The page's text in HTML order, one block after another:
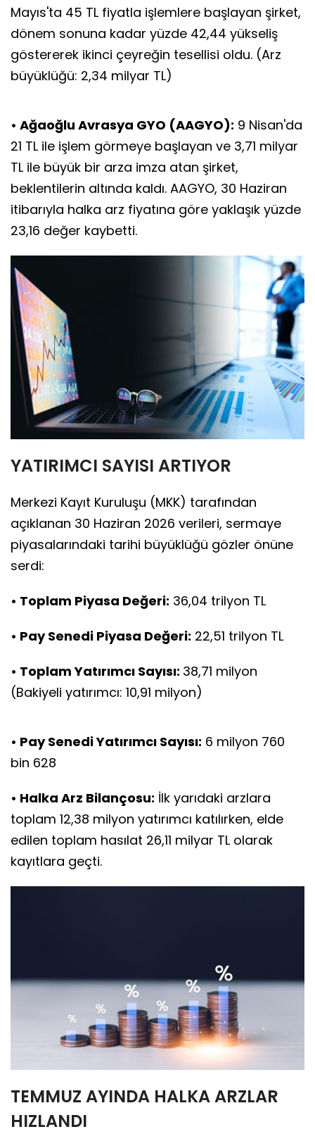
Mayıs'ta 45 TL fiyatla işlemlere başlayan şirket,
dönem sonuna kadar yüzde 42,44 yükseliş
göstererek ikinci çeyreğin tesellisi oldu. (Arz
büyüklüğü: 2,34 milyar TL)
• Ağaoğlu Avrasya GYO (AAGYO): 9 Nisan'da
21 TL ile işlem görmeye başlayan ve 3,71 milyar
TL ile büyük bir arza imza atan şirket,
beklentilerin altında kaldı. AAGYO, 30 Haziran
itibarıyla halka arz fiyatına göre yaklaşık yüzde
23,16 değer kaybetti.
YATIRIMCI SAYISI ARTIYOR
Merkezi Kayıt Kuruluşu (MKK) tarafından
açıklanan 30 Haziran 2026 verileri, sermaye
piyasalarındaki tarihi büyüklüğü gözler önüne
serdi:
• Toplam Piyasa Değeri: 36,04 trilyon TL
• Pay Senedi Piyasa Değeri: 22,51 trilyon TL
• Toplam Yatırımcı Sayısı: 38,71 milyon
(Bakiyeli yatırımcı: 10,91 milyon)
• Pay Senedi Yatırımcı Sayısı: 6 milyon 760
bin 628
• Halka Arz Bilançosu: İlk yarıdaki arzlara
toplam 12,38 milyon yatırımcı katılırken, elde
edilen toplam hasılat 26,11 milyar TL olarak
kayıtlara geçti.
TEMMUZ AYINDA HALKA ARZLAR
HIZLANDI